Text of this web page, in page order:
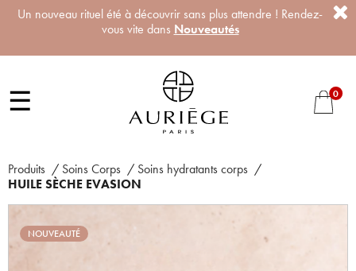
Un nouveau rituel été à découvrir sans plus attendre ! Rendez-
vous vite dans Nouveautés
☰ 0
Produits / Soins Corps / Soins hydratants corps /
HUILE SÈCHE EVASION
NOUVEAUTÉ